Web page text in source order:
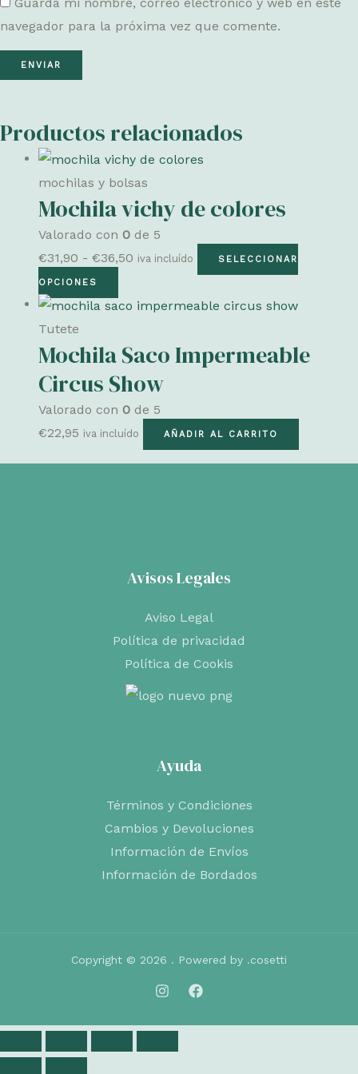
navegador para la próxima vez que comente.
Productos relacionados
mochilas y bolsas
Mochila vichy de colores
Valorado con 0 de 5
€31,90 - €36,50 Rango
precios:
€31,90
€36,50
iva incluído SELECCIONAR
OPCIONES
producto
múltiples
variantes.
Las
opciones
se
pueden
de
Tutete
Mochila Saco Impermeable
Circus Show
Valorado con 0 de 5
€22,95 iva incluído AÑADIR AL CARRITO
Avisos Legales
Aviso Legal
Política de privacidad
Política de Cookis
Ayuda
Términos y Condiciones
Cambios y Devoluciones
Información de Envíos
Información de Bordados
Copyright © 2026 . Powered by .cosetti